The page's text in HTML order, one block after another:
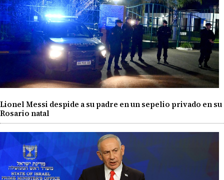
Lionel Messi despide a su padre en un sepelio privado en su
Rosario natal